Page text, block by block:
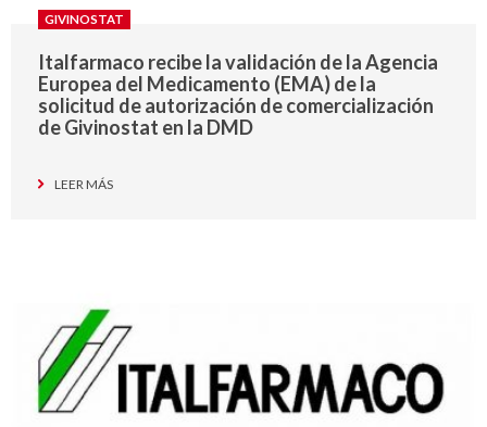
GIVINOSTAT
Italfarmaco recibe la validación de la Agencia
Europea del Medicamento (EMA) de la
solicitud de autorización de comercialización
de Givinostat en la DMD
LEER MÁS